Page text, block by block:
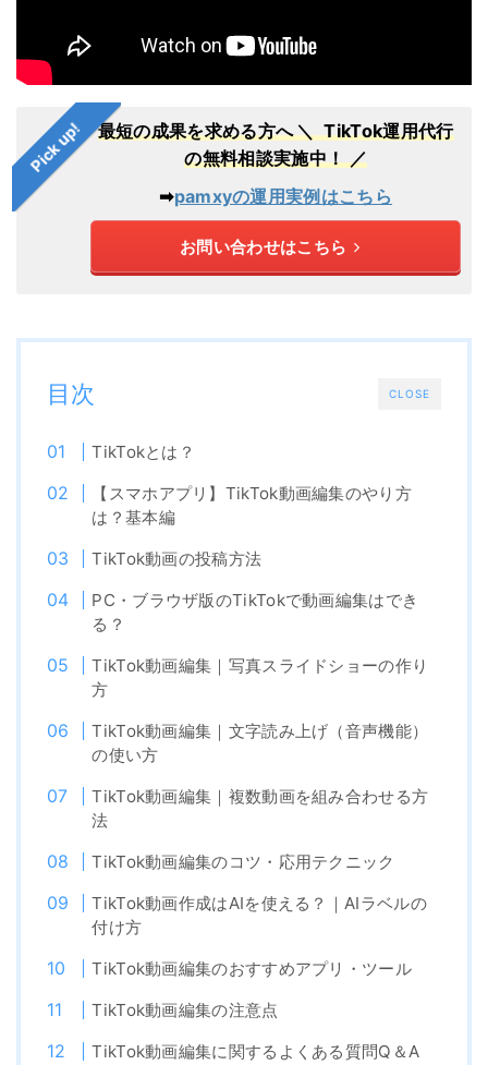
Pick up! 最短の成果を求める方へ＼ TikTok運用代行
の無料相談実施中！ ／
➡︎pamxyの運用実例はこちら
お問い合わせはこちら
CLOSE
目次
TikTokとは？
【スマホアプリ】TikTok動画編集のやり方
は？基本編
TikTok動画の投稿方法
PC・ブラウザ版のTikTokで動画編集はでき
る？
TikTok動画編集｜写真スライドショーの作り
方
TikTok動画編集｜文字読み上げ（音声機能）
の使い方
TikTok動画編集｜複数動画を組み合わせる方
法
TikTok動画編集のコツ・応用テクニック
TikTok動画作成はAIを使える？｜AIラベルの
付け方
TikTok動画編集のおすすめアプリ・ツール
TikTok動画編集の注意点
TikTok動画編集に関するよくある質問Q＆A